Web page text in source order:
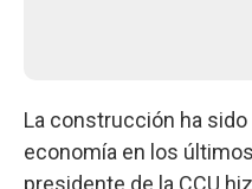
La construcción ha
economía en los
presidente de la CCU